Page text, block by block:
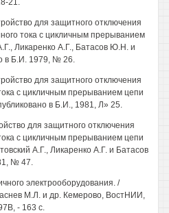
21.
для защитного отключения
тока с цикличным прерыванием
Ликаренко А.Г., Батасов Ю.Н. и
в Б.И. 1979, № 26.
для защитного отключения
с цикличным прерыванием цепи
в Б.И., 1981, Л» 25.
для защитного отключения
с цикличным прерыванием цепи
А.Г., Ликаренко А.Г. и Батасов
№ 47.
электрооборудования. /
М.Л. и др. Кемерово, ВостНИИ,
- 163 с.